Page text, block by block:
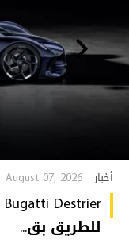
أخبار August 07, 2026
للطريق بق...